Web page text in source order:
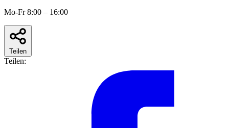
Mo-Fr 8:00 – 16:00
Teilen
Teilen: